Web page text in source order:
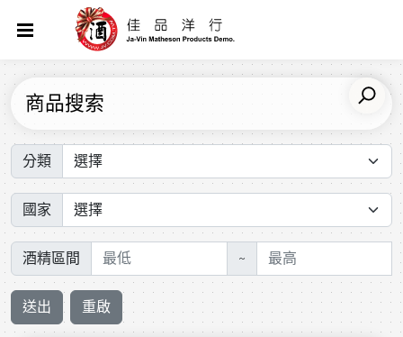
商品搜索
分類
國家
酒精區間 ~
送出 重啟